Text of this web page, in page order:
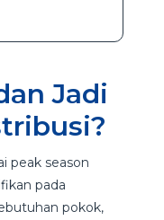
Jadi
peak season
pada
pokok,